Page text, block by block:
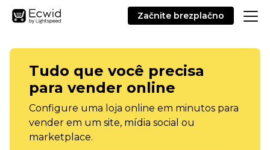
Začnite brezplačno
Tudo que você precisa
para vender online
Configure uma loja online em minutos para
vender em um site, mídia social ou
marketplace.